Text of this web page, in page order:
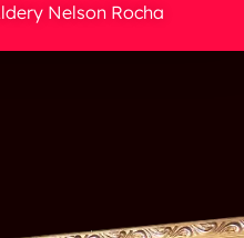
Nelson Rocha